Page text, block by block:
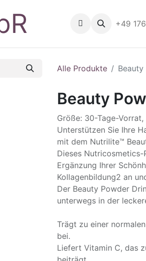
Shop Geräte
+49
Alle Produkte
Beauty
Größe: 30-Tage-
Unterstützen Sie Ihre
mit dem Nutrilite™
Dieses
Ergänzung Ihrer
Kollagenbildung2 an
Der Beauty Powder
unterwegs in der
Trägt zu einer
bei.
Liefert Vitamin C, das